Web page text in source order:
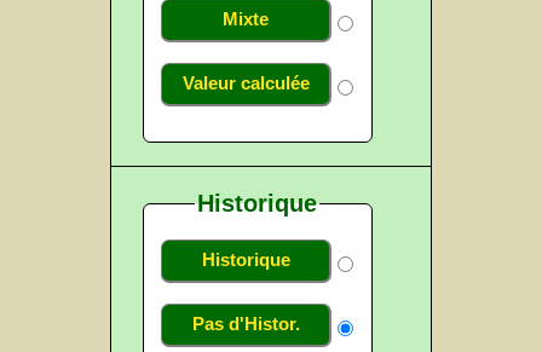
Mixte
Valeur calculée
Historique
Historique
Pas d'Histor.